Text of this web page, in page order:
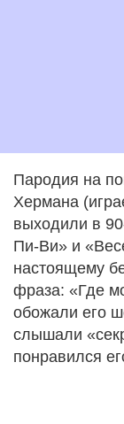
Пародия на
Хермана
выходили в
Пи-Ви» и
настоящему
фраза: «Где
обожали его
слышали
понравился